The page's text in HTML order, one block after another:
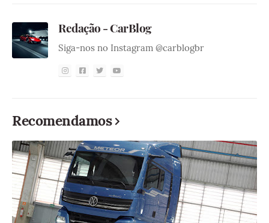
Redação - CarBlog
Siga-nos no Instagram @carblogbr
Recomendamos